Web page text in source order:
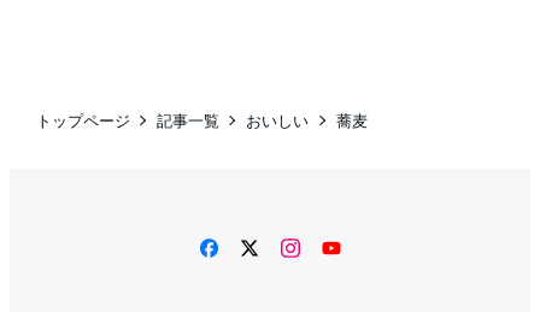
トップページ 記事一覧 おいしい 蕎麦
facebooktwitterinstagram
YouTube